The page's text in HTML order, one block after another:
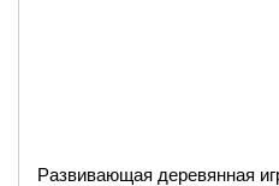
Развивающая деревянная